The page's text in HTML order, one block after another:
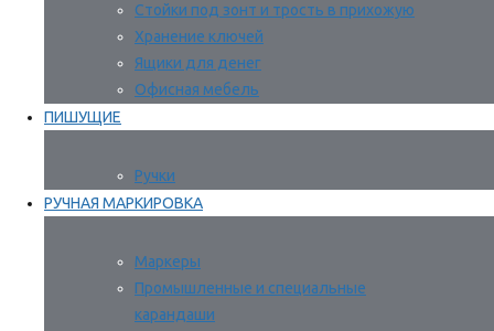
Стойки под зонт и трость в прихожую
Хранение ключей
Ящики для денег
Офисная мебель
ПИШУЩИЕ
Ручки
РУЧНАЯ МАРКИРОВКА
Маркеры
Промышленные и специальные
карандаши